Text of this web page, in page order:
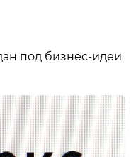
под бизнес-идеи